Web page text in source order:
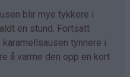
blir mye tykkere i
en stund. Fortsatt
karamellsausen tynnere i
å varme den opp en kort